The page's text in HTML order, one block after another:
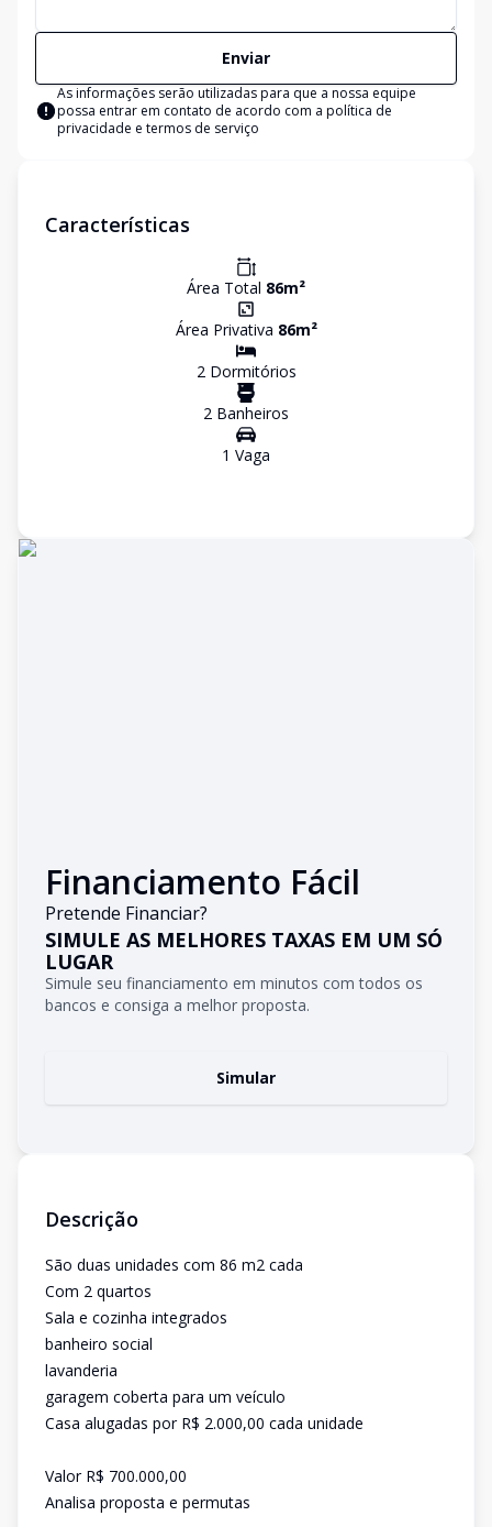
Enviar
As informações serão utilizadas para que a nossa equipe
possa entrar em contato de acordo com a política de
privacidade e termos de serviço
Características
Área Total 86m²
Área Privativa 86m²
2Dormitórios
2 Banheiros
1 Vaga
Financiamento Fácil
Pretende Financiar?
SIMULE AS MELHORES TAXAS EM UM SÓ
LUGAR
Simule seu financiamento em minutos com todos os
bancos e consiga a melhor proposta.
Simular
Descrição
São duas unidades com 86 m2 cada
Com 2 quartos
Sala e cozinha integrados
banheiro social
lavanderia
garagem coberta para um veículo
Casa alugadas por R$ 2.000,00 cada unidade
Valor R$ 700.000,00
Analisa proposta e permutas